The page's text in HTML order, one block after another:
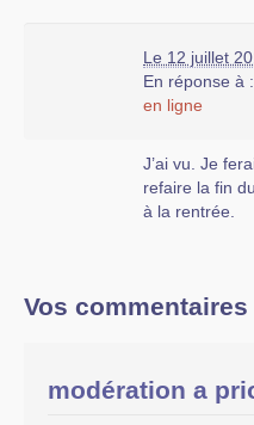
Le 12 juillet
En réponse à :
en ligne
J’ai vu. Je
refaire la fin
à la rentrée.
Vos commentaires
modération a